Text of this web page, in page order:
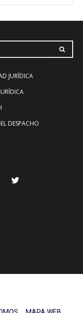
JURÍDICA
DESPACHO